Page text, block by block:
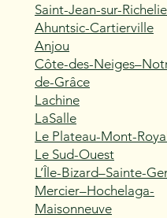
Saint-Jean-sur-
Ahuntsic-Cartierville
Anjou
Côte-des-
de-Grâce
Lachine
LaSalle
Le Plateau-Mont-Royal
Le Sud-Ouest
L’Île-Bizard–Sainte-
Mercier–Hochelaga-
Maisonneuve